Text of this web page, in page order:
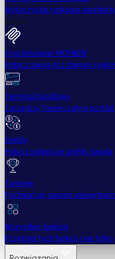
Wykorzystaj rynkowe
Więcej
Cryptohopper MCPNEW
Połącz swoją AI z danymi
Terminal handlowy
Zarządzaj Twoim całym
Giełdy
Połącz najlepsze giełdy świata
Turnieje
Pochwal się swoimi
Wszystkie funkcje
Przegląd tych funkcji i nie tylko